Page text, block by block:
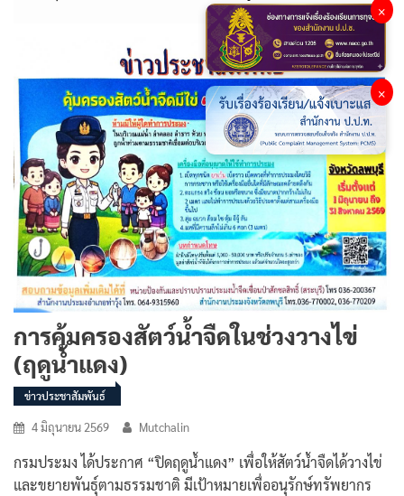
การคุ้มครองสัตว์น้ำจืดในช่วงวางไข่
(ฤดูน้ำแดง)
ข่าวประชาสัมพันธ์
4 มิถุนายน 2569 Mutchalin
กรมประมง ได้ประกาศ “ปิดฤดูน้ำแดง” เพื่อให้สัตว์น้ำจืดได้วางไข่
และขยายพันธุ์ตามธรรมชาติ มีเป้าหมายเพื่ออนุรักษ์ทรัพยากร
×
×